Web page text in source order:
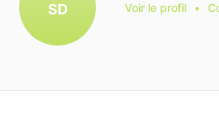
SD Voir le profil •